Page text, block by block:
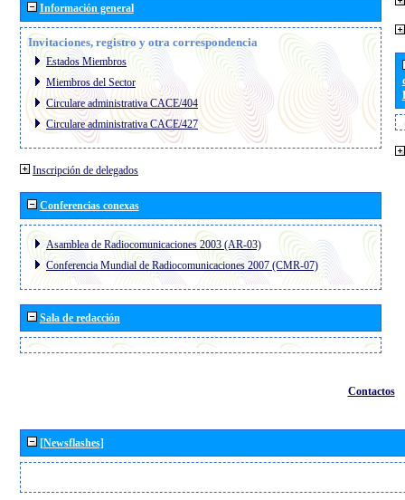
Información general
Invitaciones, registro y otra correspondencia
Estados Miembros
Miembros del Sector
Circulare administrativa CACE/404
Circulare administrativa CACE/427
Inscripción de delegados
Conferencias conexas
Asamblea de Radiocomunicaciones 2003 (AR-03)
Conferencia Mundial de Radiocomunicaciones 2007 (CMR-07)
Sala de redacción
Contactos
[Newsflashes]